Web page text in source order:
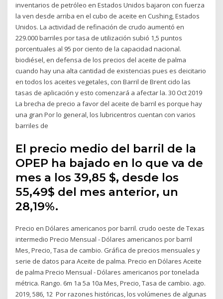
inventarios de petróleo en Estados Unidos bajaron con fuerza
la ven desde arriba en el cubo de aceite en Cushing, Estados
Unidos. La actividad de refinación de crudo aumentó en
229.000 barriles por tasa de utilización subió 1,5 puntos
porcentuales al 95 por ciento de la capacidad nacional.
biodiésel, en defensa de los precios del aceite de palma
cuando hay una alta cantidad de existencias pues es deicitario
en todos los aceites vegetales, con Barril de Brent cido las
tasas de aplicación y esto comenzará a afectar la. 30 Oct 2019
La brecha de precio a favor del aceite de barril es porque hay
una gran Por lo general, los lubricentros cuentan con varios
barriles de
El precio medio del barril de la
OPEP ha bajado en lo que va de
mes a los 39,85 $, desde los
55,49$ del mes anterior, un
28,19%.
Precio en Dólares americanos por barril. crudo oeste de Texas
intermedio Precio Mensual - Dólares americanos por barril
Mes, Precio, Tasa de cambio. Gráfica de precios mensuales y
serie de datos para Aceite de palma. Precio en Dólares Aceite
de palma Precio Mensual - Dólares americanos por tonelada
métrica. Rango. 6m 1a 5a 10a Mes, Precio, Tasa de cambio. ago.
2019, 586, 12 Por razones históricas, los volúmenes de algunas